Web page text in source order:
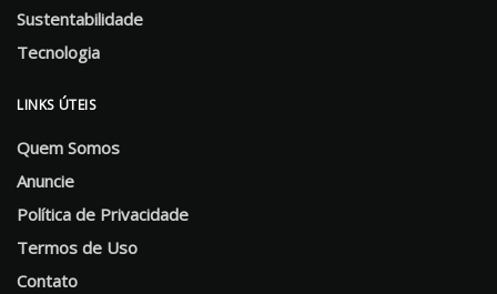
Sustentabilidade
Tecnologia
LINKS ÚTEIS
Quem Somos
Anuncie
Política de Privacidade
Termos de Uso
Contato